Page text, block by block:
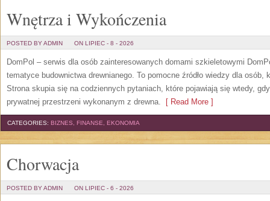
Wnętrza i Wykończenia
POSTED BY ADMIN ON LIPIEC - 8 - 2026
DomPol – serwis dla osób zainteresowanych domami szkieletowymi
tematyce budownictwa drewnianego. To pomocne źródło wiedzy dla
Strona skupia się na codziennych pytaniach, które pojawiają się wtedy,
prywatnej przestrzeni wykonanym z drewna. [ Read More ]
CATEGORIES: BIZNES, FINANSE, EKONOMIA
Chorwacja
POSTED BY ADMIN ON LIPIEC - 6 - 2026